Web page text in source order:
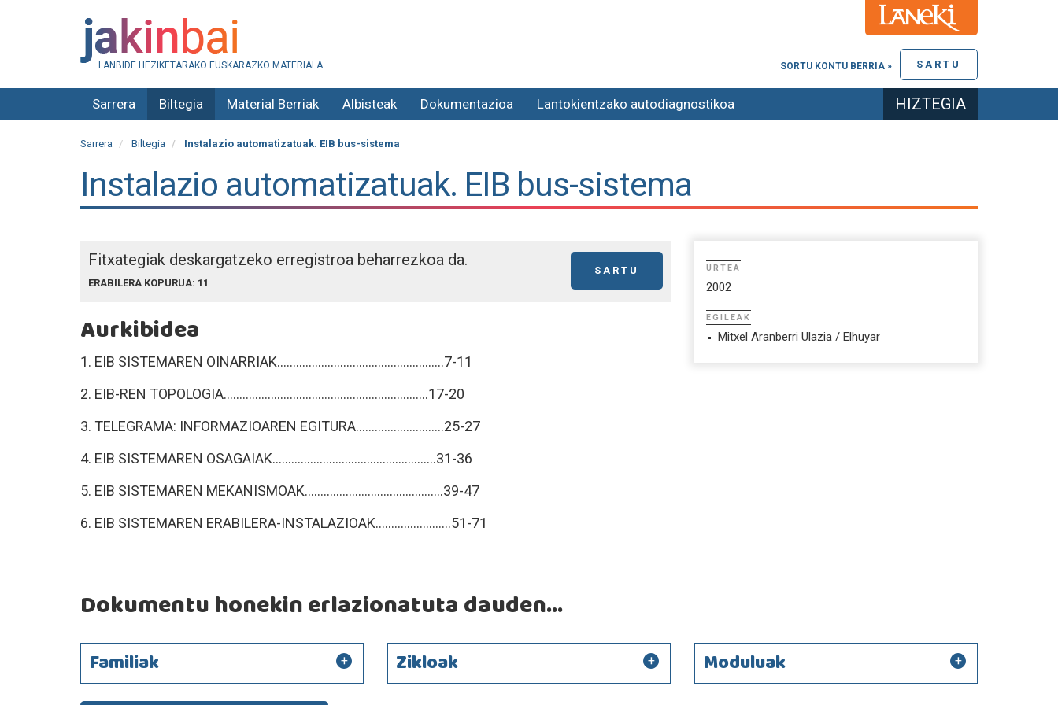
LANBIDE HEZIKETARAKO EUSKARAZKO MATERIALA SARTU
SORTU KONTU BERRIA »
Sarrera Biltegia Material Berriak Albisteak Dokumentazioa Lantokientzako autodiagnostikoa HIZTEGIA
Sarrera Biltegia Instalazio automatizatuak. EIB bus-sistema
Instalazio automatizatuak. EIB bus-sistema
Fitxategiak deskargatzeko erregistroa beharrezkoa da.
SARTU
ERABILERA KOPURUA: 11
Aurkibidea
1. EIB SISTEMAREN OINARRIAK.....................................................7-11
2. EIB-REN TOPOLOGIA.................................................................17-20
3. TELEGRAMA: INFORMAZIOAREN EGITURA............................25-27
4. EIB SISTEMAREN OSAGAIAK....................................................31-36
5. EIB SISTEMAREN MEKANISMOAK............................................39-47
6. EIB SISTEMAREN ERABILERA-INSTALAZIOAK........................51-71
URTEA
2002
EGILEAK
Mitxel Aranberri Ulazia / Elhuyar
Dokumentu honekin erlazionatuta dauden...
Familiak Zikloak Moduluak